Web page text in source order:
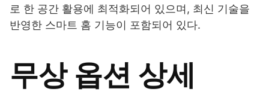
로 한 공간 활용에 최적화되어 있으며, 최신 기술을
반영한 스마트 홈 기능이 포함되어 있다.
무상 옵션 상세